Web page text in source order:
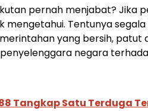
pernah menjabat? Jika
Tentunya segala
yang bersih, patut
negara
Tangkap Satu Terduga